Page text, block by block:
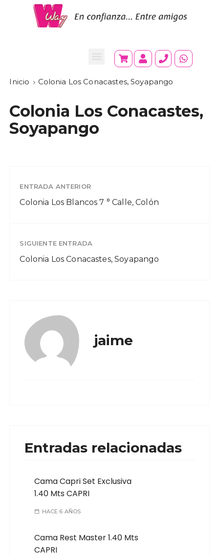
Inicio Colonia Los Conacastes, Soyapango
Colonia Los Conacastes,
Soyapango
ENTRADA ANTERIOR
Colonia Los Blancos 7 ° Calle, Colón
SIGUIENTE ENTRADA
Colonia Los Conacastes, Soyapango
jaime
Entradas relacionadas
Cama Capri Set Exclusiva
1.40 Mts CAPRI
HACE 6 AÑOS
Cama Rest Master 1.40 Mts
CAPRI